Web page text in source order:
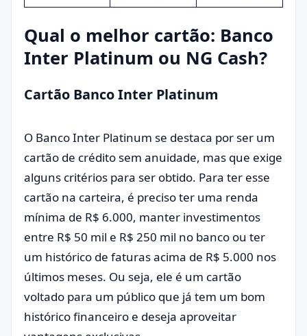
Qual o melhor cartão: Banco
Inter Platinum ou NG Cash?
Cartão Banco Inter Platinum
O Banco Inter Platinum se destaca por ser um
cartão de crédito sem anuidade, mas que exige
alguns critérios para ser obtido. Para ter esse
cartão na carteira, é preciso ter uma renda
mínima de R$ 6.000, manter investimentos
entre R$ 50 mil e R$ 250 mil no banco ou ter
um histórico de faturas acima de R$ 5.000 nos
últimos meses. Ou seja, ele é um cartão
voltado para um público que já tem um bom
histórico financeiro e deseja aproveitar